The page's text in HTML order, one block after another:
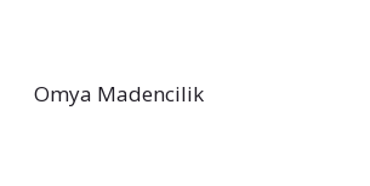
Omya Madencilik